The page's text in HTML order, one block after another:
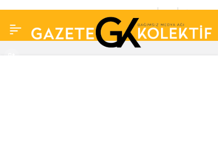
sanatçısı Alaeddin